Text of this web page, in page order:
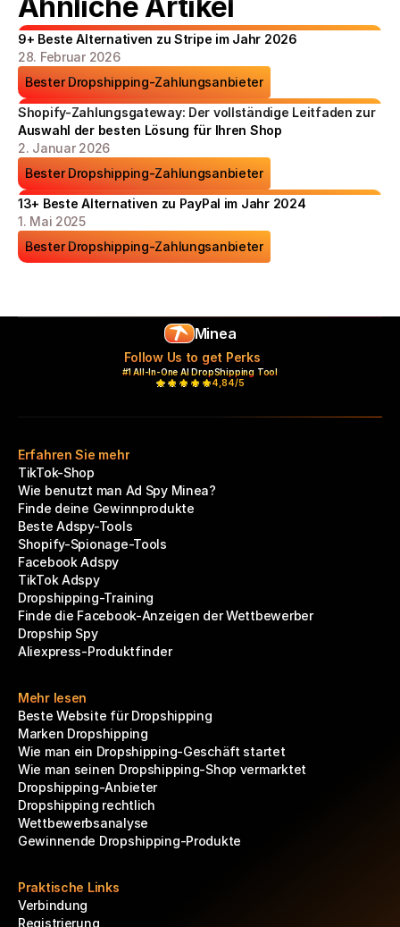
9+ Beste Alternativen zu Stripe im Jahr 2026
28. Februar 2026
Bester Dropshipping-Zahlungsanbieter
Shopify-Zahlungsgateway: Der vollständige Leitfaden zur
Auswahl der besten Lösung für Ihren Shop
2. Januar 2026
Bester Dropshipping-Zahlungsanbieter
13+ Beste Alternativen zu PayPal im Jahr 2024
1. Mai 2025
Bester Dropshipping-Zahlungsanbieter
Minea
Follow Us to get Perks
#1 All-In-One AI DropShipping Tool
4,84/5
Erfahren Sie mehr
TikTok-Shop
Wie benutzt man Ad Spy Minea?
Finde deine Gewinnprodukte
Beste Adspy-Tools
Shopify-Spionage-Tools
Facebook Adspy
TikTok Adspy
Dropshipping-Training
Finde die Facebook-Anzeigen der Wettbewerber
Dropship Spy
Aliexpress-Produktfinder
Mehr lesen
Beste Website für Dropshipping
Marken Dropshipping
Wie man ein Dropshipping-Geschäft startet
Wie man seinen Dropshipping-Shop vermarktet
Dropshipping-Anbieter
Dropshipping rechtlich
Wettbewerbsanalyse
Gewinnende Dropshipping-Produkte
Praktische Links
Verbindung
Registrierung